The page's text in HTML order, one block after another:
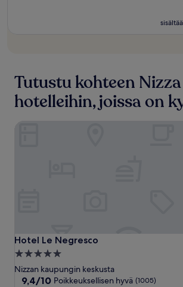
Tutustu kohteen Nizza
hotelleihin, joissa on
Hotel
Le
Negresco
Hotel Le Negresco
Hotel Le Negresco
5.0
tähden
majoituspaikka
Nizzan kaupungin keskusta
9.4
9,4/10 Poikkeuksellisen hyvä (1005)
Hotel Le Negresco